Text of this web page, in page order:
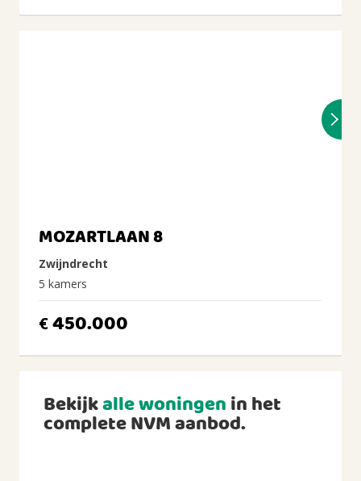
MOZARTLAAN 8
Zwijndrecht
5 kamers
€450.000
Bekijkalle woningenin het
complete NVM aanbod.